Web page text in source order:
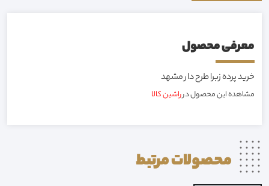
معرفی محصول
خرید پرده زبرا طرح دار مشهد
مشاهده این محصول درراشین کالا
محصولاتمرتبط